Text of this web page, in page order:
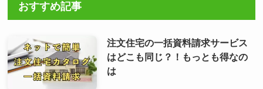
おすすめ記事
注文住宅の一括資料請求サービス
はどこも同じ？！もっとも得なの
は